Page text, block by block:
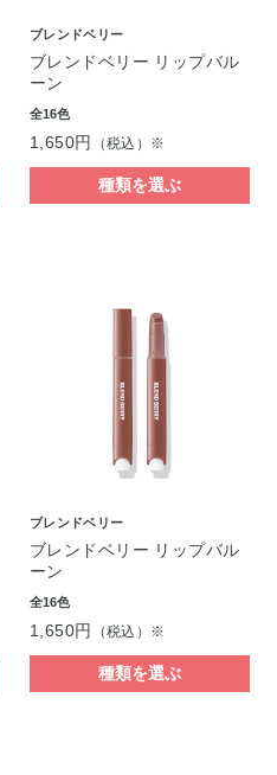
ブレンドベリー
ブレンドベリー リップバル
ーン
全16色
1,650円 （税込）※
種類を選ぶ
ブレンドベリー
ブレンドベリー リップバル
ーン
全16色
1,650円 （税込）※
種類を選ぶ